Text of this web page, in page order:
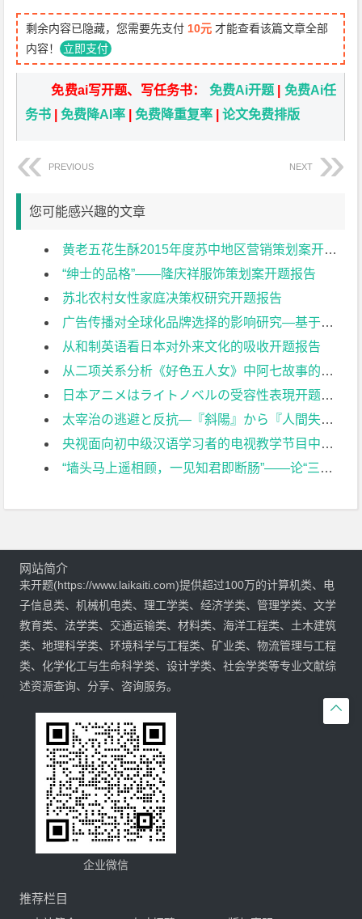
剩余内容已隐藏，您需要先支付 10元 才能查看该篇文章全部
内容！ 立即支付
免费ai写开题、写任务书： 免费Ai开题
免费Ai任
务书 |免费降AI率 |免费降重复率 |论文免费排版
PREVIOUS NEXT
您可能感兴趣的文章
黄老五花生酥2015年度苏中地区营销策划案开题报告
“绅士的品格”——隆庆祥服饰策划案开题报告
苏北农村女性家庭决策权研究开题报告
广告传播对全球化品牌选择的影响研究—基于中国青年消费者的数据开题报告
从和制英语看日本对外来文化的吸收开题报告
从二项关系分析《好色五人女》中阿七故事的悲剧性开题报告
日本アニメはライトノベルの受容性表現开题报告
太宰治の逃避と反抗―『斜陽』から『人間失格』まで开题报告
央视面向初中级汉语学习者的电视教学节目中的文化教学开题报告
“墙头马上遥相顾，一见知君即断肠”——论“三言二拍”中的高墙爱情开题报告

网站简介
来开题(https://www.laikaiti.com)提供超过100万的计算机类、电
子信息类、机械机电类、理工学类、经济学类、管理学类、文学
教育类、法学类、交通运输类、材料类、海洋工程类、土木建筑
类、地理科学类、环境科学与工程类、矿业类、物流管理与工程
类、化学化工与生命科学类、设计学类、社会学类等专业文献综
述资源查询、分享、咨询服务。
企业微信
推荐栏目